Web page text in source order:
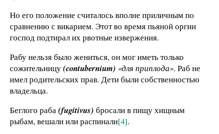
Но его положение считалось вполне приличным по
сравнению с викарием. Этот во время пьяной оргии
господ подтирал их рвотные извержения.
Рабу нельзя было жениться, он мог иметь только
сожительницу(contubernium) «для приплода». Раб не
имел родительских прав. Дети были собственностью
владельца.
Беглого раба(fugitivus) бросали в пищу хищным
рыбам, вешали или распинали[4].